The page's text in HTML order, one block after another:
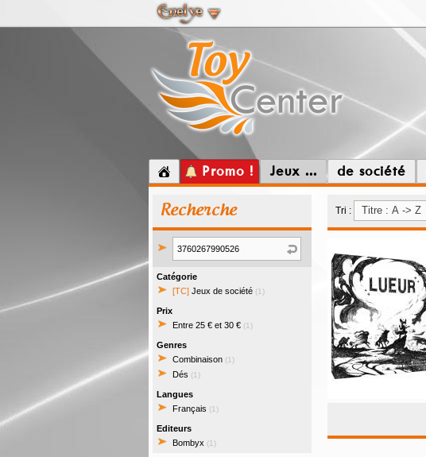
Promo ! Jeux ... de société
Recherche
Catégorie
[TC] Jeux de société (1)
Prix
Entre 25 € et 30 € (1)
Genres
Combinaison (1)
Dés (1)
Langues
Français (1)
Editeurs
Bombyx (1)
Tri :